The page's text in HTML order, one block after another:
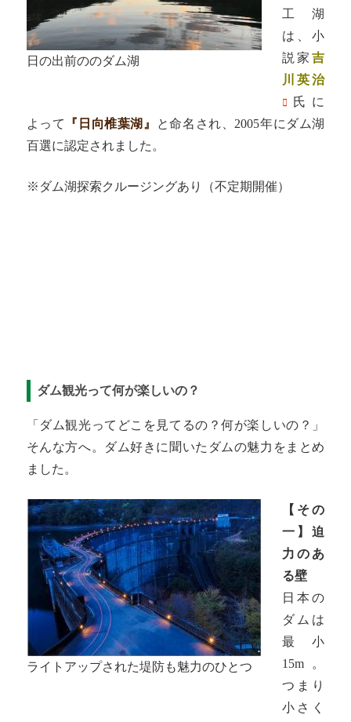
日の出前ののダム湖
工湖
は、小
説家吉
川英治
氏に
よって
『日向椎葉湖』
と命名され、2005年にダム湖
百選に認定されました。
※ダム湖探索クルージングあり（不定期開催）
ダム観光って何が楽しいの？
「ダム観光ってどこを見てるの？何が楽しいの？」
そんな方へ。ダム好きに聞いたダムの魅力をまとめ
ました。
ライトアップされた堤防も魅力のひとつ
【その
一】迫
力のあ
る壁
日本の
ダムは
最小
15m。
つまり
小さく